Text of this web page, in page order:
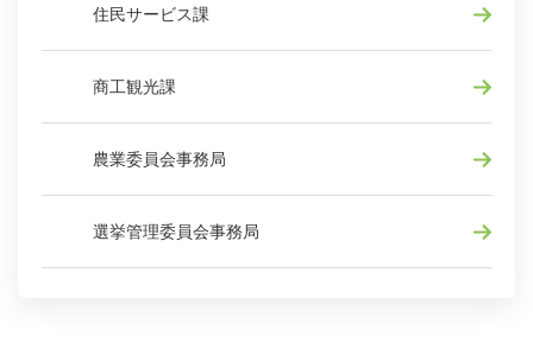
住民サービス課
商工観光課
農業委員会事務局
選挙管理委員会事務局